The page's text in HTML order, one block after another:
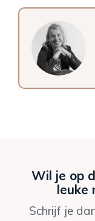
Wil je op
leuke
Schrijf je